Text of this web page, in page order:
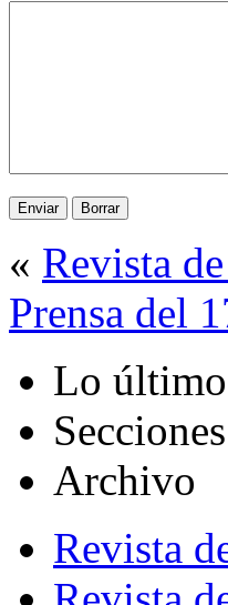
« Revista
Prensa del
Lo último
Secciones
Archivo
Revista